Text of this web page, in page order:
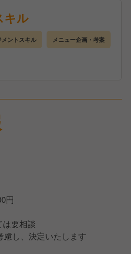
算賞与1回の年3回支給と、頑
れる環境です。
からを生きるために】
〇〇にするのが常識」などとい
れず、自由な発想でメニューを
。
ため、あなたのアイデアがメニ
もできますよ！
ことしかできないというの
生きていくのは厳しい。
す。
、社員が長く安心して働ける環
はなく、17〜18時ごろには退
で、繁忙期と閑散期に応じて
て休みが少ない」というイメー
ッシュ休暇制度があり、公休
けで終わることなく、現場で
キル
メントスキル メニュー企画・考案
円
要相談
慮し、決定いたします